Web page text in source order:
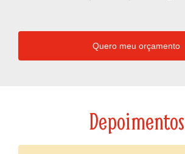
Quero meu orçamento
Depoimentos